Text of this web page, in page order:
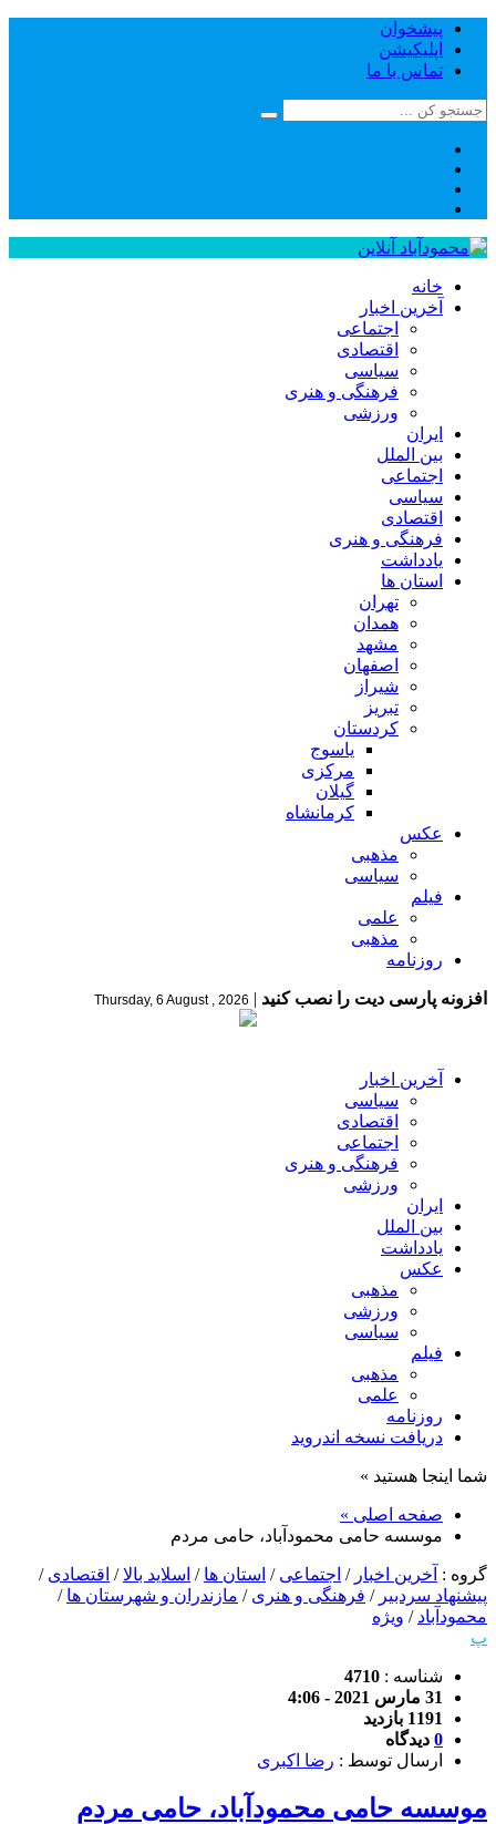
پیشخوان
اپلیکیشن
تماس با ما
خانه
آخرین اخبار
اجتماعی
اقتصادی
سیاسی
فرهنگی و هنری
ورزشی
ایران
بین الملل
اجتماعی
سیاسی
اقتصادی
فرهنگی و هنری
یادداشت
استان ها
تهران
همدان
مشهد
اصفهان
شیراز
تبریز
کردستان
یاسوج
مرکزی
گیلان
کرمانشاه
عکس
مذهبی
سیاسی
فیلم
علمی
مذهبی
روزنامه
افزونه پارسی دیت را نصب کنید |
Thursday, 6 August , 2026
آخرین اخبار
سیاسی
اقتصادی
اجتماعی
فرهنگی و هنری
ورزشی
ایران
بین الملل
یادداشت
عکس
مذهبی
ورزشی
سیاسی
فیلم
مذهبی
علمی
روزنامه
دریافت نسخه اندروید
شما اینجا هستید »
صفحه اصلی »
موسسه حامی محمودآباد، حامی مردم
گروه : آخرین اخبار / اجتماعی / استان ها / اسلاید بالا/ اقتصادی /
پیشنهاد سردبیر / فرهنگی و هنری / مازندران و شهرستان ها /
محمودآباد / ویژه
پ
شناسه : 4710
31 مارس 2021 - 4:06
1191 بازدید
0 دیدگاه
ارسال توسط : رضا اکبری
موسسه حامی محمودآباد، حامی مردم